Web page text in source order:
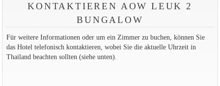
KONTAKTIEREN AOW LEUK 2
BUNGALOW
Für weitere Informationen oder um ein Zimmer zu buchen, können Sie
das Hotel telefonisch kontaktieren, wobei Sie die aktuelle Uhrzeit in
Thailand beachten sollten (siehe unten).